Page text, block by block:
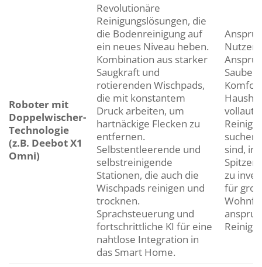
Roboter mit
Doppelwischer-
Technologie
(z.B. Deebot X1
Omni)
Revolutionäre
Reinigungslösungen, die
die Bodenreinigung auf
ein neues Niveau heben.
Kombination aus starker
Saugkraft und
rotierenden Wischpads,
die mit konstantem
Druck arbeiten, um
hartnäckige Flecken zu
entfernen.
Selbstentleerende und
selbstreinigende
Stationen, die auch die
Wischpads reinigen und
trocknen.
Sprachsteuerung und
fortschrittliche KI für eine
nahtlose Integration in
das Smart Home.
Nutzer,
suchen
sind, in
zu
für